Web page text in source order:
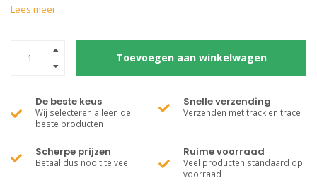
Lees meer..
Toevoegen aan winkelwagen
De beste keus
Wij selecteren alleen de
beste producten
Snelle verzending
Verzenden met track en trace
Scherpe prijzen
Betaal dus nooit te veel
Ruime voorraad
Veel producten standaard op
voorraad